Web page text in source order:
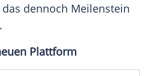
dennoch Meilenstein
.
Plattform